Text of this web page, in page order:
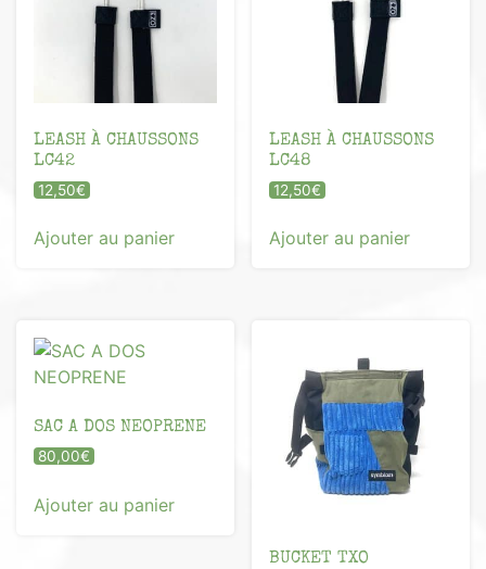
LEASH À CHAUSSONS
LC42
12,50€
Ajouter au panier
LEASH À CHAUSSONS
LC48
12,50€
Ajouter au panier
SAC A DOS NEOPRENE
80,00€
Ajouter au panier
BUCKET TXO